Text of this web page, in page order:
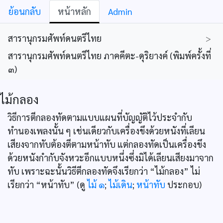
ย้อนกลับ หน้าหลัก Admin
สารานุกรมศัพท์ดนตรีไทย
>
สารานุกรมศัพท์ดนตรีไทย ภาคคีตะ-ดุริยางค์ (พิมพ์ครั้งที่
๓)
ไม้กลอง
วิธีการตีกลองทัดตามแบบแผนที่บัญญัติไว้ประจำกับ
ทำนองเพลงนั้น ๆ เช่นเดียวกับเครื่องขึงด้วยหนังที่เลียน
เสียงจากทับต้องตีตามหน้าทับ แต่กลองทัดเป็นเครื่องขึง
ด้วยหนังกำกับจังหวะอีกแบบหนึ่งซึ่งมิได้เลียนเสียงมาจาก
ทับ เพราะฉะนั้นวิธีตีกลองทัดจึงเรียกว่า “ไม้กลอง” ไม่
เรียกว่า “หน้าทับ” (ดู ไม้ ๑; ไม้เดิน; หน้าทับ ประกอบ)